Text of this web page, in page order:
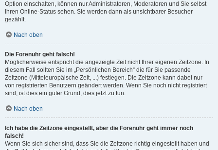
Option einschalten, können nur Administratoren, Moderatoren und Sie selbst
Ihren Online-Status sehen. Sie werden dann als unsichtbarer Besucher
gezählt.
Nach oben
Die Forenuhr geht falsch!
Möglicherweise entspricht die angezeigte Zeit nicht Ihrer eigenen Zeitzone. In
diesem Fall sollten Sie im „Persönlichen Bereich“ die für Sie passende
Zeitzone (Mitteleuropäische Zeit, ...) festlegen. Die Zeitzone kann dabei nur
von registrierten Benutzern geändert werden. Wenn Sie noch nicht registriert
sind, ist dies ein guter Grund, dies jetzt zu tun.
Nach oben
Ich habe die Zeitzone eingestellt, aber die Forenuhr geht immer noch
falsch!
Wenn Sie sich sicher sind, dass Sie die Zeitzone richtig eingestellt haben und